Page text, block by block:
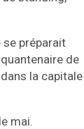
préparait
de
la capitale
mai.